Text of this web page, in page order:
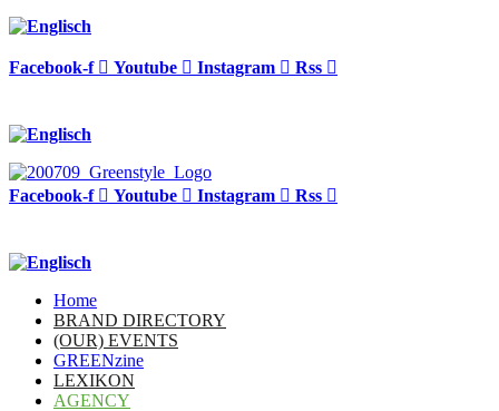
Facebook-f Youtube Instagram Rss
Facebook-f Youtube Instagram Rss
Home
BRAND DIRECTORY
(OUR) EVENTS
GREENzine
LEXIKON
AGENCY